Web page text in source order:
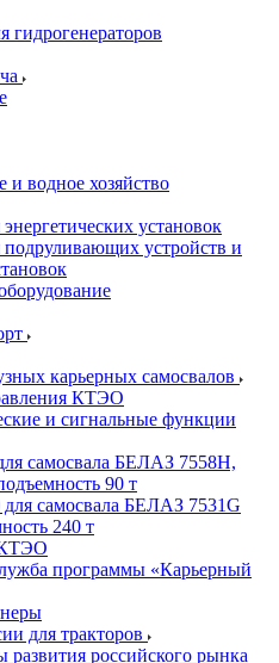
гидрогенераторов
водное хозяйство
установок
устройств и
карьерных самосвалов
КТЭО
и сигнальные функции
самосвала БЕЛАЗ 7558H,
90 т
самосвала БЕЛАЗ 7531G
240 т
программы «Карьерный
для тракторов
развития российского рынка